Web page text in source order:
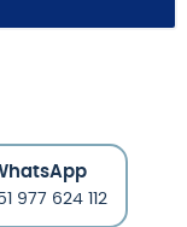
977 624 112